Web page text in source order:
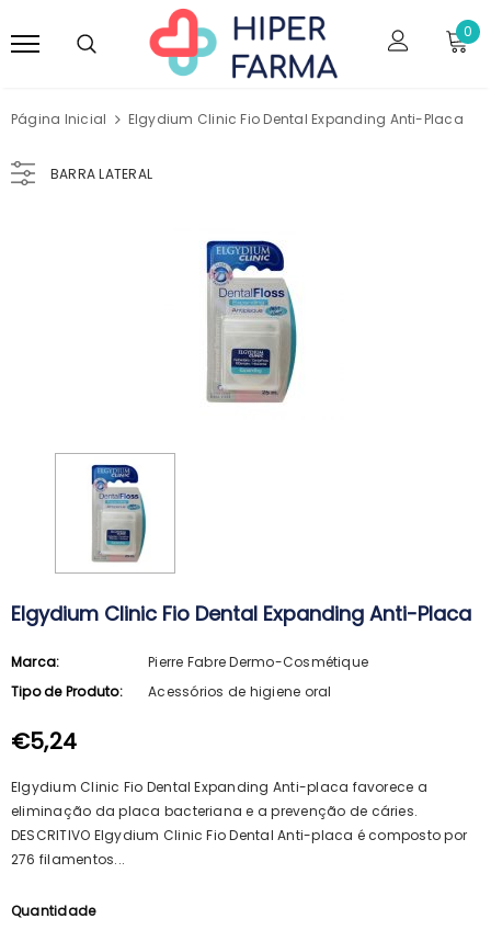
0
Página Inicial Elgydium Clinic Fio Dental Expanding Anti-Placa
BARRA LATERAL
Elgydium Clinic Fio Dental Expanding Anti-Placa
Marca:
Pierre Fabre Dermo-Cosmétique
Tipo de Produto:
Acessórios de higiene oral
€5,24
Elgydium Clinic Fio Dental Expanding Anti-placa favorece a
eliminação da placa bacteriana e a prevenção de cáries.
DESCRITIVO Elgydium Clinic Fio Dental Anti-placa é composto por
276 filamentos...
Quantidade